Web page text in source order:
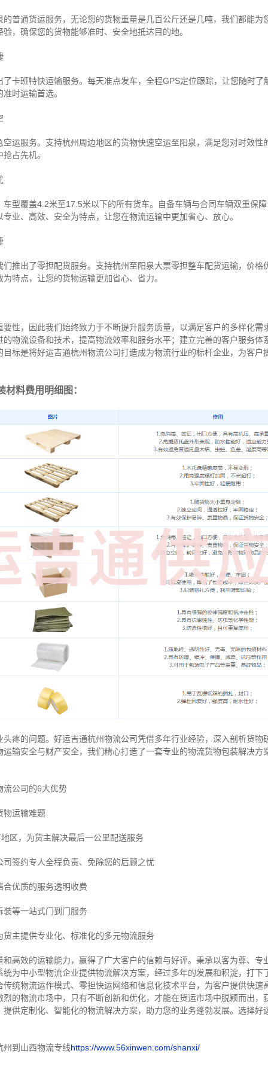
普通货运服务，无论您的货物重量是几百公斤还是几吨，我们都能为
，确保您的货物能够准时、安全地抵达目的地。
卡班特快运输服务。每天准点发车，全程GPS定位跟踪，让您随时
时运输首选。
运服务。支持杭州周边地区的货物快速空运至阳泉，满足您对时效性
占先机。
型覆盖4.2米至17.5米以下的所有货车。自备车辆与合同车辆双重保
业、高效、安全为特点，让您在物流运输中更加省心、放心。
推出了零担配货服务。支持杭州至阳泉大票零担整车配货运输，价格
特点，让您的货物运输更加省心、省力。
性，因此我们始终致力于不断提升服务质量，以满足客户的多样化需
物流设备和技术，提高物流效率和服务水平；建立完善的客户服务体
标是将好运吉通杭州物流公司打造成为物流行业的标杆企业，为客户
料费用明细图：
疼的问题。好运吉通杭州物流公司凭借多年行业经验，深入剖析货物
输安全与财产安全，我们精心打造了一套专业的物流货物包装解决方
流公司的6大优势
物运输难题
区，为货主解决最后一公里配送服务
签约专人全程负责、免除您的后顾之忧
优质的服务透明收费
装等一站式门到门服务
主提供专业化、标准化的多元物流服务
高效的运输能力，赢得了广大客户的信赖与好评。 秉承以客为尊、专
为中小型物流企业提供物流解决方案，经过多年的发展和积淀，打下
统物流运作模式、零担快运网络和信息化技术平台，为客户提供快速
烈的物流市场中，只有不断创新和优化，才能在货运市场中脱颖而出，
供定制化、智能化的物流解决方案，助力您的业务蓬勃发展。选择好
州到山西物流专线https://www.56xinwen.com/shanxi/